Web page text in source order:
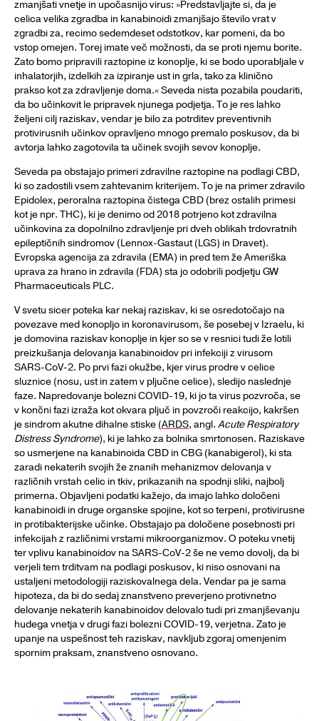
zmanjšati vnetje in upočasnijo virus: »Predstavljajte si, da je
celica velika zgradba in kanabinoidi zmanjšajo število vrat v
zgradbi za, recimo sedemdeset odstotkov, kar pomeni, da bo
vstop omejen. Torej imate več možnosti, da se proti njemu borite.
Zato bomo pripravili raztopine iz konoplje, ki se bodo uporabljale v
inhalatorjih, izdelkih za izpiranje ust in grla, tako za klinično
prakso kot za zdravljenje doma.« Seveda nista pozabila poudariti,
da bo učinkovit le pripravek njunega podjetja. To je res lahko
željeni cilj raziskav, vendar je bilo za potrditev preventivnih
protivirusnih učinkov opravljeno mnogo premalo poskusov, da bi
avtorja lahko zagotovila ta učinek svojih sevov konoplje.
Seveda pa obstajajo primeri zdravilne raztopine na podlagi CBD,
ki so zadostili vsem zahtevanim kriterijem. To je na primer zdravilo
Epidolex, peroralna raztopina čistega CBD (brez ostalih primesi
kot je npr. THC), ki je denimo od 2018 potrjeno kot zdravilna
učinkovina za dopolnilno zdravljenje pri dveh oblikah trdovratnih
epileptičnih sindromov (Lennox-Gastaut (LGS) in Dravet).
Evropska agencija za zdravila (EMA) in pred tem že Ameriška
uprava za hrano in zdravila (FDA) sta jo odobrili podjetju GW
Pharmaceuticals PLC.
V svetu sicer poteka kar nekaj raziskav, ki se osredotočajo na
povezave med konopljo in koronavirusom, še posebej v Izraelu, ki
je domovina raziskav konoplje in kjer so se v resnici tudi že lotili
preizkušanja delovanja kanabinoidov pri infekciji z virusom
SARS-CoV-2. Po prvi fazi okužbe, kjer virus prodre v celice
sluznice (nosu, ust in zatem v pljučne celice), sledijo naslednje
faze. Napredovanje bolezni COVID-19, ki jo ta virus pozvroča, se
v končni fazi izraža kot okvara pljuč in povzroči reakcijo, kakršen
je sindrom akutne dihalne stiske (ARDS, angl. Acute Respiratory
Distress Syndrome), ki je lahko za bolnika smrtonosen. Raziskave
so usmerjene na kanabinoida CBD in CBG (kanabigerol), ki sta
zaradi nekaterih svojih že znanih mehanizmov delovanja v
različnih vrstah celic in tkiv, prikazanih na spodnji sliki, najbolj
primerna. Objavljeni podatki kažejo, da imajo lahko določeni
kanabinoidi in druge organske spojine, kot so terpeni, protivirusne
in protibakterijske učinke. Obstajajo pa določene posebnosti pri
infekcijah z različnimi vrstami mikroorganizmov. O poteku vnetij
ter vplivu kanabinoidov na SARS-CoV-2 še ne vemo dovolj, da bi
verjeli tem trditvam na podlagi poskusov, ki niso osnovani na
ustaljeni metodologiji raziskovalnega dela. Vendar pa je sama
hipoteza, da bi do sedaj znanstveno preverjeno protivnetno
delovanje nekaterih kanabinoidov delovalo tudi pri zmanjševanju
hudega vnetja v drugi fazi bolezni COVID-19, verjetna. Zato je
upanje na uspešnost teh raziskav, navkljub zgoraj omenjenim
spornim praksam, znanstveno osnovano.